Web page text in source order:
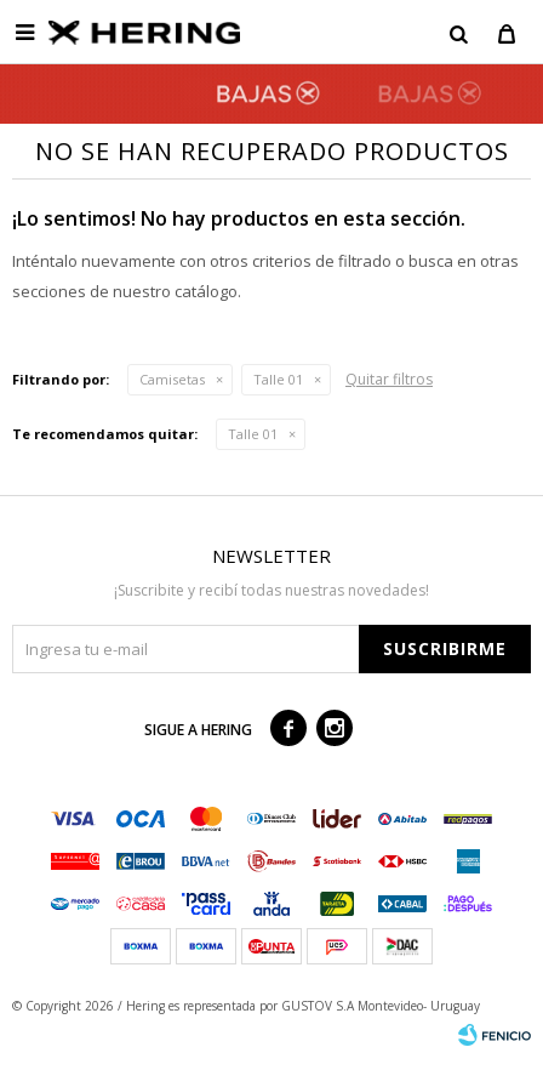

NO SE HAN RECUPERADO PRODUCTOS
¡Lo sentimos! No hay productos en esta sección.
Inténtalo nuevamente con otros criterios de filtrado o busca en otras
secciones de nuestro catálogo.
Filtrando por: Camisetas Talle 01 Quitar filtros
Te recomendamos quitar: Talle 01
NEWSLETTER
¡Suscribite y recibí todas nuestras novedades!
SUSCRIBIRME
SIGUE A HERING  
© Copyright 2026 / Hering es representada por GUSTOV S.A Montevideo- Uruguay